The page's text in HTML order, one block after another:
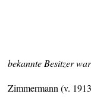
bekannte Besitzer
Zimmermann (v.